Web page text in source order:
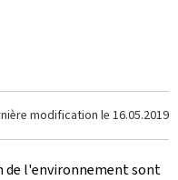
modification le 16.05.2019
l'environnement sont